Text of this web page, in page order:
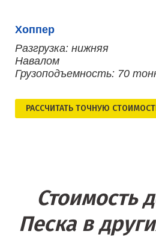
Хоппер
Разгрузка: нижняя
Навалом
Грузоподъемность: 70
РАСCЧИТАТЬ ТОЧНУЮ
Стоимость
Песка в